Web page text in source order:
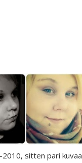
sitten pari kuvaa